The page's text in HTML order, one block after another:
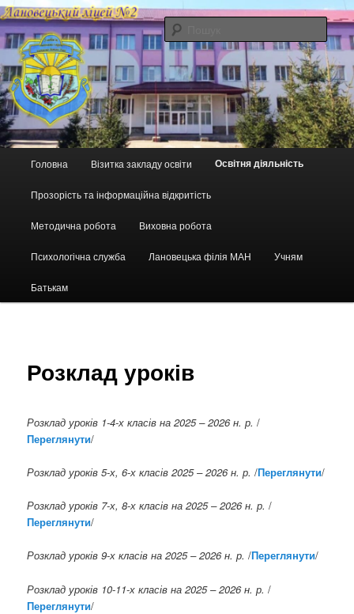
Перейти
до
основного
вмісту
Головна Візитка закладу освіти Освітня діяльність
Прозорість та інформаційна відкритість
Методична робота Виховна робота
Психологічна служба Лановецька філія МАН Учням
Батькам
Розклад уроків
Розклад уроків 1-4-х класів на 2025 – 2026 н. р./
Переглянути/
Розклад уроків 5-х, 6-х класів2025 – 2026 н. р. /Переглянути/
Розклад уроків 7-х, 8-х класів на2025 – 2026 н. р. /
Переглянути/
Розклад уроків 9-х класів на2025 – 2026 н. р. /Переглянути/
Розклад уроків 10-11-х класів на2025 – 2026 н. р. /
Переглянути/